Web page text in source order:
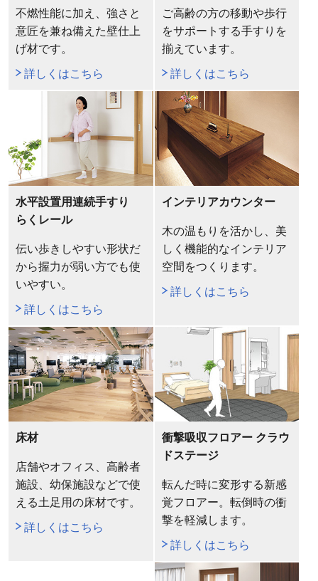
不燃性能に加え、強さと
意匠を兼ね備えた壁仕上
げ材です。
詳しくはこちら
ご高齢の方の移動や歩行
をサポートする手すりを
揃えています。
詳しくはこちら
水平設置用連続手すり
らくレール
伝い歩きしやすい形状だ
から握力が弱い方でも使
いやすい。
詳しくはこちら
インテリアカウンター
木の温もりを活かし、美
しく機能的なインテリア
空間をつくります。
詳しくはこちら
床材
店舗やオフィス、高齢者
施設、幼保施設などで使
える土足用の床材です。
詳しくはこちら
衝撃吸収フロアー クラウ
ドステージ
転んだ時に変形する新感
覚フロアー。転倒時の衝
撃を軽減します。
詳しくはこちら